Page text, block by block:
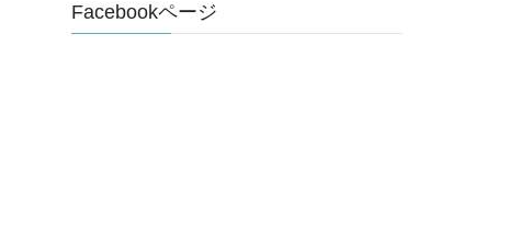
Facebookページ